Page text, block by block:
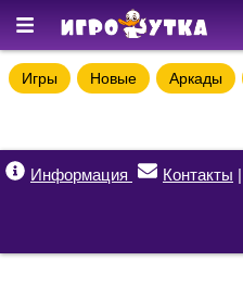
Игры Новые Аркады
Информация Контакты |